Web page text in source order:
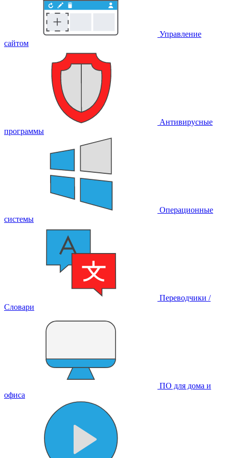
Управление
сайтом
Антивирусные
программы
Операционные
системы
Переводчики /
Словари
ПО для дома и
офиса